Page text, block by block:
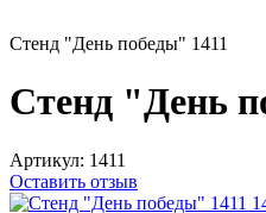
Стенд "День победы" 1411
Стенд "День
Артикул: 1411
Оставить отзыв